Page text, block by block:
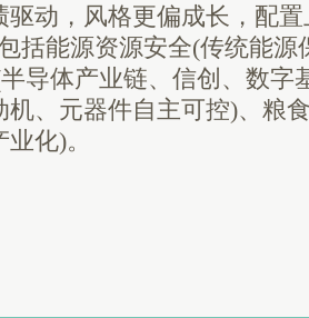
驱动，风格更偏成长，配
括能源资源安全(传统能源
导体产业链、信创、数字
机、元器件自主可控)、粮
化)。